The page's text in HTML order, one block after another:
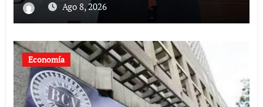
Ago 8, 2026
Economía